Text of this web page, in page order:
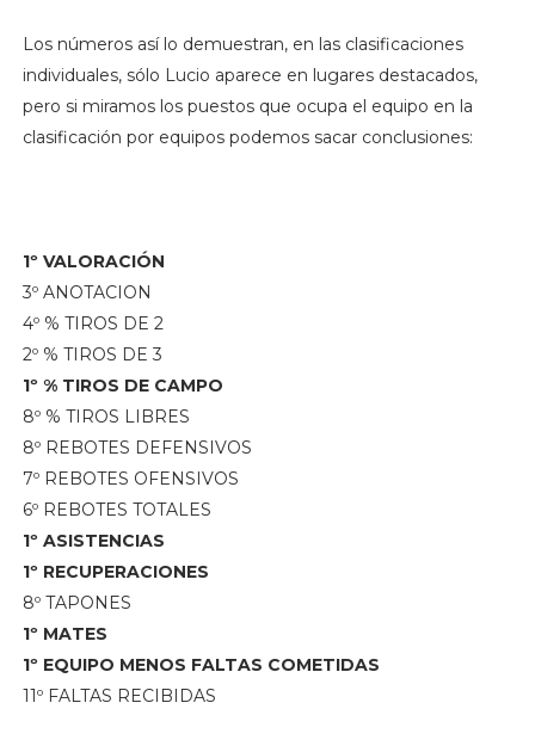
Los números así lo demuestran, en las clasificaciones
individuales, sólo Lucio aparece en lugares destacados,
pero si miramos los puestos que ocupa el equipo en la
clasificación por equipos podemos sacar conclusiones:
1º VALORACIÓN
3º ANOTACION
4º % TIROS DE 2
2º % TIROS DE 3
1º % TIROS DE CAMPO
8º % TIROS LIBRES
8º REBOTES DEFENSIVOS
7º REBOTES OFENSIVOS
6º REBOTES TOTALES
1º ASISTENCIAS
1º RECUPERACIONES
8º TAPONES
1º MATES
1º EQUIPO MENOS FALTAS COMETIDAS
11º FALTAS RECIBIDAS